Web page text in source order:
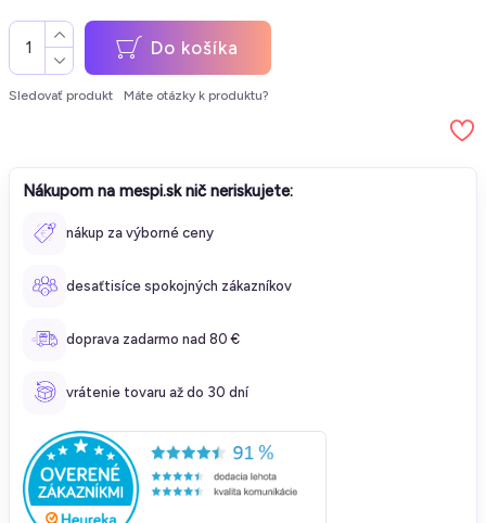
Do košíka
Sledovať produkt Máte otázky k produktu?
Nákupom na mespi.sk nič neriskujete:
nákup za výborné ceny
desaťtisíce spokojných zákazníkov
doprava zadarmo nad 80 €
vrátenie tovaru až do 30 dní